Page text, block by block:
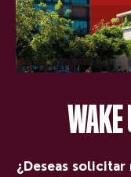
WAKE
¿Deseas